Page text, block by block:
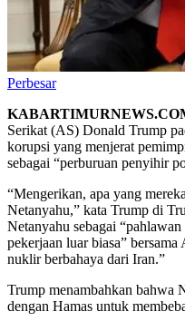
Perbesar
Serikat (AS) Donald Trump
korupsi yang menjerat
sebagai “perburuan penyihir
“Mengerikan, apa yang
Netanyahu,” kata Trump di
Netanyahu sebagai
pekerjaan luar biasa”
nuklir berbahaya dari Iran.”
Trump menambahkan bahwa
dengan Hamas untuk